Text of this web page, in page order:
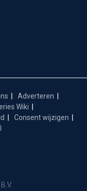
Adverteren
Wiki
Consent wijzigen